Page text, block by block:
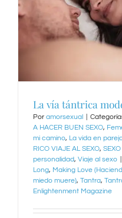
La vía tántrica
Por amorsexual
A HACER BUEN SEXO,
mi camino, La vida en
RICO VIAJE AL SEXO,
personalidad, Viaje al sexo
Long, Making Love
miedo muere), Tantra,
Enlightenment Magazine